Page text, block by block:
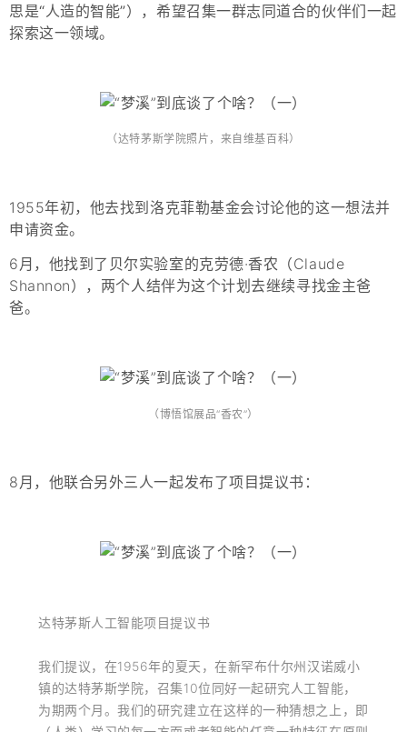
思是“人造的智能”），希望召集一群志同道合的伙伴们一起
探索这一领域。
（达特茅斯学院照片，来自维基百科）
1955年初，他去找到洛克菲勒基金会讨论他的这一想法并
申请资金。
6月，他找到了贝尔实验室的克劳德·香农（Claude
Shannon），两个人结伴为这个计划去继续寻找金主爸
爸。
（博悟馆展品“香农”）
8月，他联合另外三人一起发布了项目提议书：
达特茅斯人工智能项目提议书
我们提议，在1956年的夏天，在新罕布什尔州汉诺威小
镇的达特茅斯学院，召集10位同好一起研究人工智能，
为期两个月。我们的研究建立在这样的一种猜想之上，即